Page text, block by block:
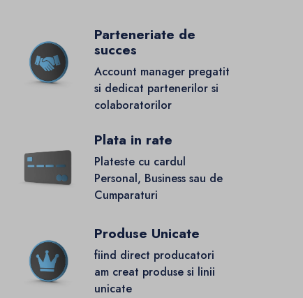
Parteneriate de
succes
Account manager pregatit
si dedicat partenerilor si
colaboratorilor
Plata in rate
Plateste cu cardul
Personal, Business sau de
Cumparaturi
Produse Unicate
fiind direct producatori
am creat produse si linii
unicate